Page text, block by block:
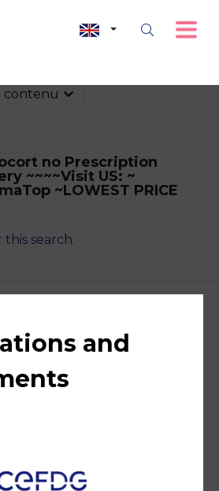
contenu
no Prescription
~~~~Visit US: ~
~LOWEST PRICE
search.
and